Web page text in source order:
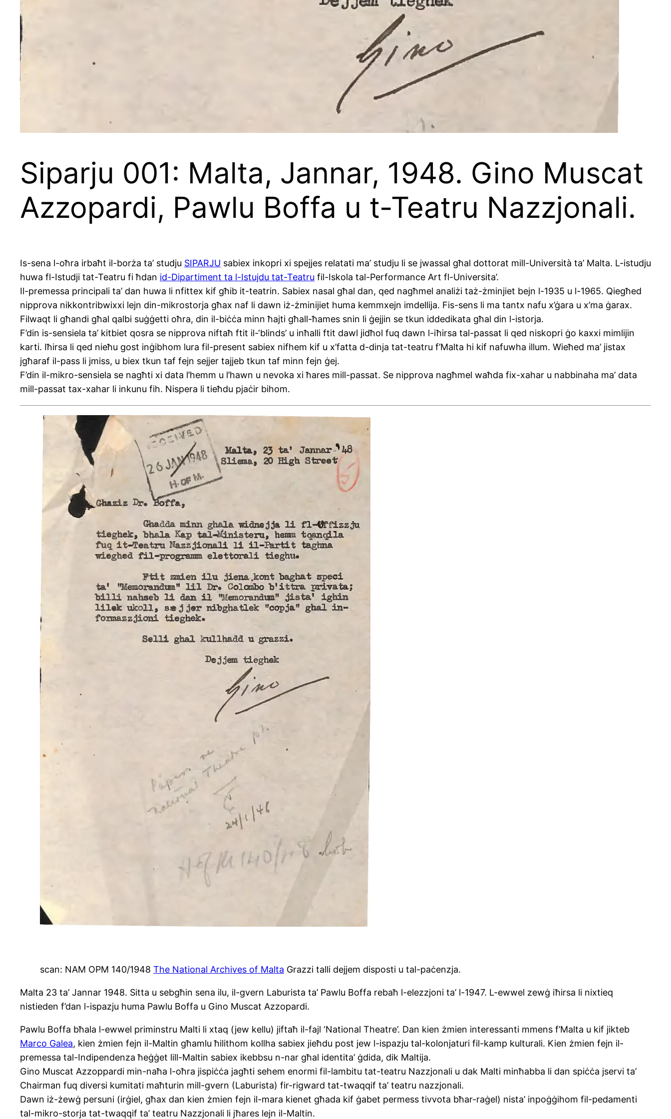
Siparju 001: Malta, Jannar, 1948. Gino Muscat
Azzopardi, Pawlu Boffa u t-Teatru Nazzjonali.
Is-sena l-oħra irbaħt il-borża ta’ studju SIPARJU sabiex inkopri xi spejjes relatati ma’ studju li se jwassal għal dottorat mill-Università ta’ Malta. L-istudju
huwa fl-Istudji tat-Teatru fi ħdan id-Dipartiment ta l-Istujdu tat-Teatru fil-Iskola tal-Performance Art fl-Universita’.
Il-premessa principali ta’ dan huwa li nfittex kif għib it-teatrin. Sabiex nasal għal dan, qed nagħmel analiżi taż-żminjiet bejn l-1935 u l-1965. Qiegħed
nipprova nikkontribwixxi lejn din-mikrostorja għax naf li dawn iż-żminijiet huma kemmxejn imdellija. Fis-sens li ma tantx nafu x’ġara u x’ma ġarax.
Filwaqt li għandi għal qalbi suġġetti oħra, din il-biċċa minn ħajti għall-ħames snin li ġejjin se tkun iddedikata għal din l-istorja.
F’din is-sensiela ta’ kitbiet qosra se nipprova niftaħ ftit il-‘blinds’ u inħalli ftit dawl jidħol fuq dawn l-iħirsa tal-passat li qed niskopri ġo kaxxi mimlijin
karti. Iħirsa li qed nieħu gost inġibhom lura fil-present sabiex nifhem kif u x’fatta d-dinja tat-teatru f’Malta hi kif nafuwha illum. Wieħed ma’ jistax
jgħaraf il-pass li jmiss, u biex tkun taf fejn sejjer tajjeb tkun taf minn fejn ġej.
F’din il-mikro-sensiela se nagħti xi data l’hemm u l’hawn u nevoka xi ħares mill-passat. Se nipprova nagħmel waħda fix-xahar u nabbinaha ma’ data
mill-passat tax-xahar li inkunu fih. Nispera li tieħdu pjaċir bihom.
scan: NAM OPM 140/1948 The National Archives of Malta Grazzi talli dejjem disposti u tal-paċenzja.
Malta 23 ta’ Jannar 1948. Sitta u sebgħin sena ilu, il-gvern Laburista ta’ Pawlu Boffa rebaħ l-elezzjoni ta’ l-1947. L-ewwel zewġ iħirsa li nixtieq
nistieden f’dan l-ispazju huma Pawlu Boffa u Gino Muscat Azzopardi.
Pawlu Boffa bħala l-ewwel priminstru Malti li xtaq (jew kellu) jiftaħ il-fajl ‘National Theatre’. Dan kien żmien interessanti mmens f’Malta u kif jikteb
Marco Galea, kien żmien fejn il-Maltin għamlu ħilithom kollha sabiex jieħdu post jew l-ispazju tal-kolonjaturi fil-kamp kulturali. Kien żmien fejn il-
premessa tal-Indipendenza ħeġġet lill-Maltin sabiex ikebbsu n-nar għal identita’ ġdida, dik Maltija.
Gino Muscat Azzoppardi min-naħa l-oħra jispiċċa jagħti sehem enormi fil-lambitu tat-teatru Nazzjonali u dak Malti minħabba li dan spiċċa jservi ta’
Chairman fuq diversi kumitati maħturin mill-gvern (Laburista) fir-rigward tat-twaqqif ta’ teatru nazzjonali.
Dawn iż-żewġ persuni (irġiel, għax dan kien żmien fejn il-mara kienet għada kif ġabet permess tivvota bħar-raġel) nista’ inpoġġihom fil-pedamenti
tal-mikro-storja tat-twaqqif ta’ teatru Nazzjonali li jħares lejn il-Maltin.